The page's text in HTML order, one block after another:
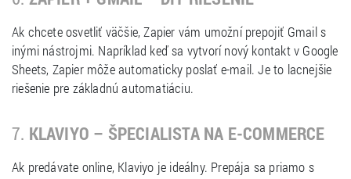
Ak chcete osvetliť väčšie, Zapier vám umožní prepojiť Gmail s
inými nástrojmi. Napríklad keď sa vytvorí nový kontakt v Google
Sheets, Zapier môže automaticky poslať e-mail. Je to lacnejšie
riešenie pre základnú automatiáciu.
7. KLAVIYO – ŠPECIALISTA NA E-COMMERCE
Ak predávate online, Klaviyo je ideálny. Prepája sa priamo s